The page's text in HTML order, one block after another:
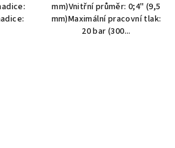
mm)Vnitřní průměr: 0;4" (9,5
mm)Maximální pracovní tlak:
20 bar (300...